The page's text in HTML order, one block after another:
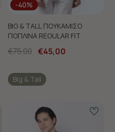
-40%
BIG & TALL ΠΟΥΚΑΜΙΣΟ
ΠΟΠΛΙΝΑ REGULAR FIT
€75,00 €45,00
Big & Tall